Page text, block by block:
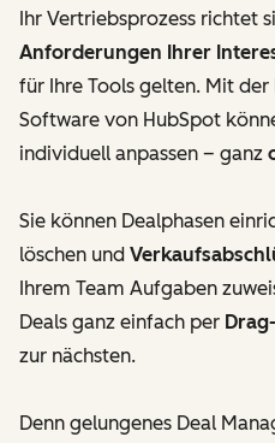
Ihr Vertriebsprozess richtet
Anforderungen Ihrer
für Ihre Tools gelten. Mit
Software von HubSpot
individuell anpassen – ganz
Sie können Dealphasen
löschen und
Ihrem Team Aufgaben
Deals ganz einfach per
zur nächsten.
Denn gelungenes Deal